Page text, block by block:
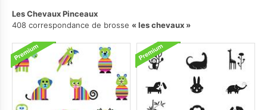
Les Chevaux Pinceaux
408 correspondance de brosse
les chevaux